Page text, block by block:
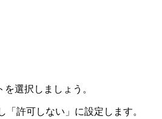
選択しましょう。
許可しない」に設定します。